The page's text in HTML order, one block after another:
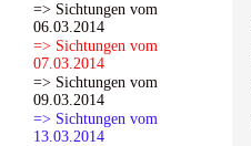
=> Sichtungen vom
06.03.2014
=> Sichtungen vom
07.03.2014
=> Sichtungen vom
09.03.2014
=> Sichtungen vom
13.03.2014